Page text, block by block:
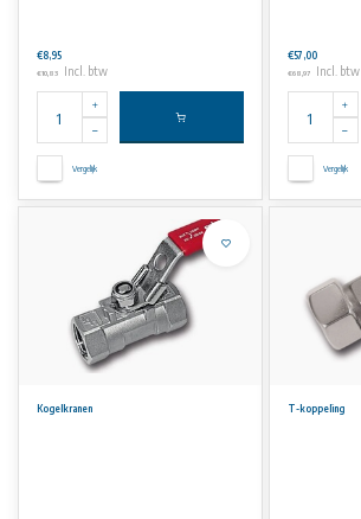
€8,95
€10,83 Incl. btw
Vergelijk
€57,00
€68,97 Incl. btw
Vergelijk
Kogelkranen T-koppeling